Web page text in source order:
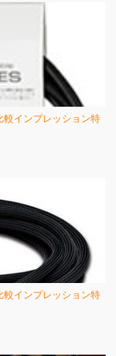
インプレッション特
インプレッション特